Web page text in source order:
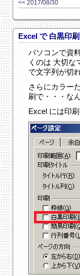
<< 2017/08/30
Excel で 白黒印
パソコンで資
くのは 大切な
で文字列が切
さらにカラー
刷で・・・な
Excel には印